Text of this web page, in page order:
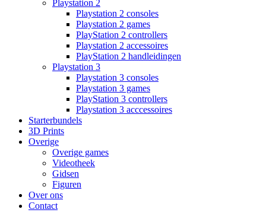
Playstation 2
Playstation 2 consoles
Playstation 2 games
PlayStation 2 controllers
Playstation 2 accessoires
PlayStation 2 handleidingen
Playstation 3
Playstation 3 consoles
Playstation 3 games
PlayStation 3 controllers
Playstation 3 acccessoires
Starterbundels
3D Prints
Overige
Overige games
Videotheek
Gidsen
Figuren
Over ons
Contact